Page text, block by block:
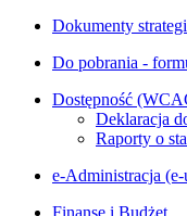
Dokumenty
Do pobrania -
Dostępność
Deklaracja
Raporty o
e-Administracja (e-
Finanse i Budżet